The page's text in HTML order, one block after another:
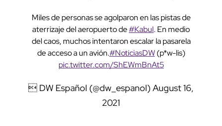
Miles de personas se agolparon en las pistas de
aterrizaje del aeropuerto de#Kabul. En medio
del caos, muchos intentaron escalar la pasarela
de acceso a un avión.#NoticiasDW(p*w-lis)
pic.twitter.com/ShEWmBnAt5
 DW Español (@dw_espanol) August 16,
2021